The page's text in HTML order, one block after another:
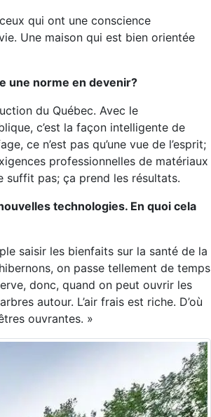
qui ont une conscience
Une maison qui est bien orientée
une norme en devenir?
du Québec. Avec le
c’est la façon intelligente de
ce n’est pas qu’une vue de l’esprit;
professionnelles de matériaux
suffit pas; ça prend les résultats.
technologies. En quoi cela
saisir les bienfaits sur la santé de la
on passe tellement de temps
donc, quand on peut ouvrir les
autour. L’air frais est riche. D’où
ouvrantes. »